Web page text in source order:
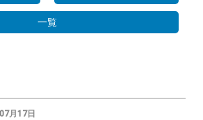
一覧
月17日